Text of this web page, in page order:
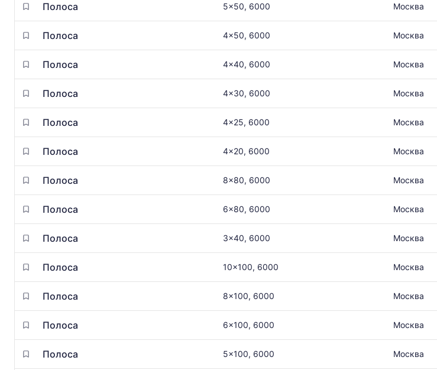
Полоса 5x50, 6000 Москва
Полоса 4x50, 6000 Москва
Полоса 4x40, 6000 Москва
Полоса 4x30, 6000 Москва
Полоса 4x25, 6000 Москва
Полоса 4x20, 6000 Москва
Полоса 8x80, 6000 Москва
Полоса 6x80, 6000 Москва
Полоса 3x40, 6000 Москва
Полоса 10x100, 6000 Москва
Полоса 8x100, 6000 Москва
Полоса 6x100, 6000 Москва
Полоса 5x100, 6000 Москва